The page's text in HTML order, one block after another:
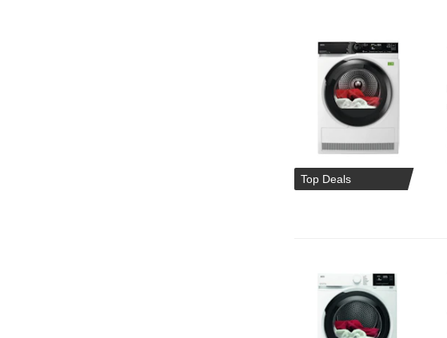
Top Deals